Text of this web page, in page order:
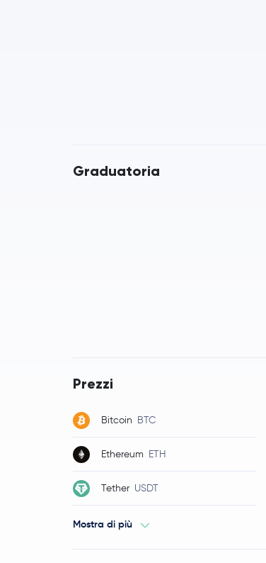
Graduatoria
Prezzi
Bitcoin BTC
Ethereum ETH
Tether USDT
Mostra di più